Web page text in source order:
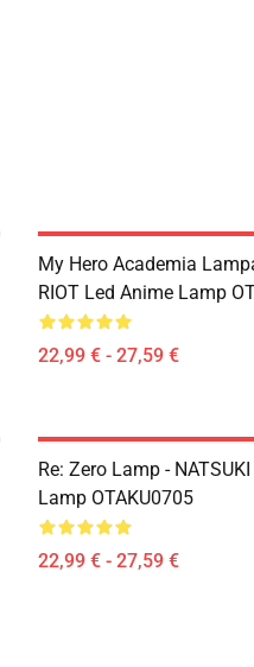
My Hero Academia
RIOT Led Anime Lamp
22,99 € - 27,59 €
Re: Zero Lamp -
Lamp OTAKU0705
22,99 € - 27,59 €